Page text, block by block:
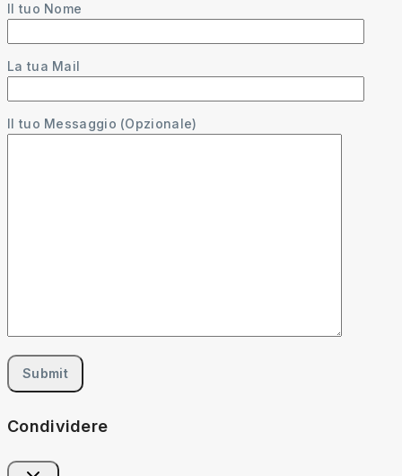
Il tuo Nome
La tua Mail
Il tuo Messaggio (Opzionale)
Condividere